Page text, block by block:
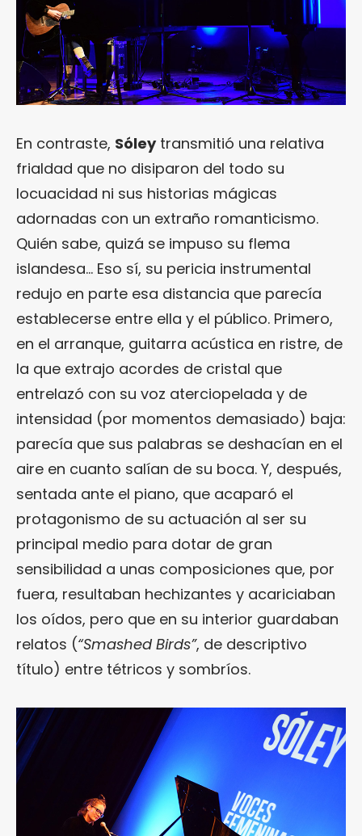
En contraste, Sóleytransmitió una relativa
frialdad que no disiparon del todo su
locuacidad ni sus historias mágicas
adornadas con un extraño romanticismo.
Quién sabe, quizá se impuso su flema
islandesa… Eso sí, su pericia instrumental
redujo en parte esa distancia que parecía
establecerse entre ella y el público. Primero,
en el arranque, guitarra acústica en ristre, de
la que extrajo acordes de cristal que
entrelazó con su voz aterciopelada y de
intensidad (por momentos demasiado) baja:
parecía que sus palabras se deshacían en el
aire en cuanto salían de su boca. Y, después,
sentada ante el piano, que acaparó el
protagonismo de su actuación al ser su
principal medio para dotar de gran
sensibilidad a unas composiciones que, por
fuera, resultaban hechizantes y acariciaban
los oídos, pero que en su interior guardaban
relatos (“Smashed Birds”, de descriptivo
título) entre tétricos y sombríos.